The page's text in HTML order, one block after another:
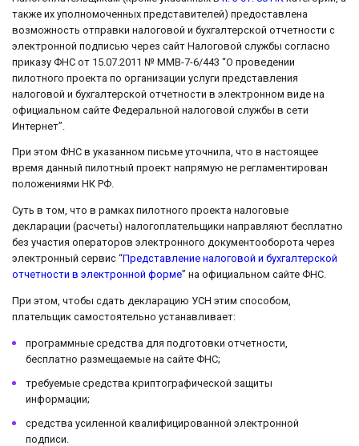
также их уполномоченных представителей) предоставлена
возможность отправки налоговой и бухгалтерской отчетности с
электронной подписью через сайт Налоговой службы согласно
приказу ФНС от 15.07.2011 № ММВ-7-6/443 “О проведении
пилотного проекта по организации услуги представления
налоговой и бухгалтерской отчетности в электронном виде на
официальном сайте Федеральной налоговой службы в сети
Интернет”.
При этом ФНС в указанном письме уточнила, что в настоящее
время данный пилотный проект напрямую не регламентирован
положениями НК РФ.
Суть в том, что в рамках пилотного проекта налоговые
декларации (расчеты) налогоплательщики направляют бесплатно
без участия операторов электронного документооборота через
электронный сервис “Представление налоговой и бухгалтерской
отчетности в электронной форме” на официальном сайте ФНС.
При этом, чтобы сдать декларацию УСН этим способом,
плательщик самостоятельно устанавливает:
программные средства для подготовки отчетности,
бесплатно размещаемые на сайте ФНС;
требуемые средства криптографической защиты
информации;
средства усиленной квалифицированной электронной
подписи.